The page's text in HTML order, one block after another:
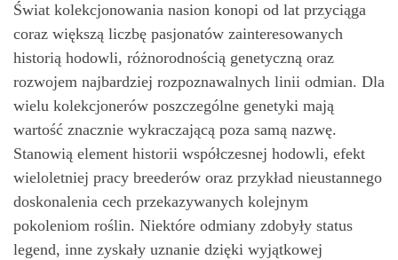
Świat kolekcjonowania nasion konopi od lat przyciąga
coraz większą liczbę pasjonatów zainteresowanych
historią hodowli, różnorodnością genetyczną oraz
rozwojem najbardziej rozpoznawalnych linii odmian. Dla
wielu kolekcjonerów poszczególne genetyki mają
wartość znacznie wykraczającą poza samą nazwę.
Stanowią element historii współczesnej hodowli, efekt
wieloletniej pracy breederów oraz przykład nieustannego
doskonalenia cech przekazywanych kolejnym
pokoleniom roślin. Niektóre odmiany zdobyły status
legend, inne zyskały uznanie dzięki wyjątkowej